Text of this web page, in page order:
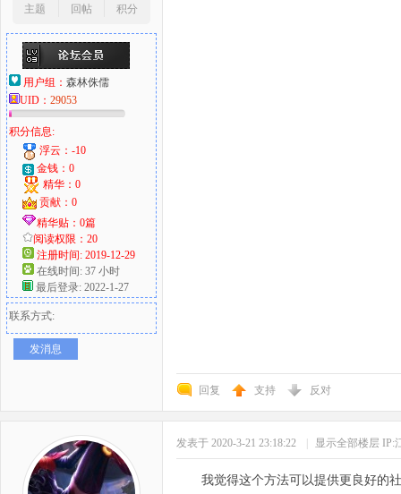
主题
回帖
积分
用户组： 森林侏儒
UID： 29053
积分信息:
浮云：-10
金钱：0
精华：0
贡献：0
精华贴：0篇
阅读权限：20
注册时间: 2019-12-29
在线时间: 37 小时
最后登录: 2022-1-27
联系方式:
发消息
回复 支持 反对
发表于 2020-3-21 23:18:22 显示全部楼层 IP:
我觉得这个方法可以提供更良好的